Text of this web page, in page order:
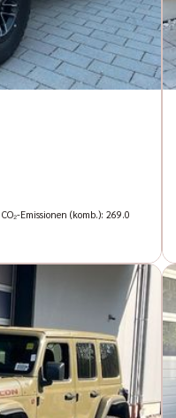
Emissionen (komb.): 269.0